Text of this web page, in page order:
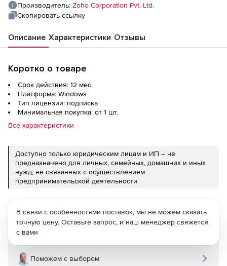
Производитель: Zoho Corporation Pvt. Ltd.
Скопировать ссылку
Описание Характеристики Отзывы
Коротко о товаре
Срок действия: 12 мес.
Платформа: Windows
Тип лицензии: подписка
Минимальная покупка: от 1 шт.
Все характеристики
Доступно только юридическим лицам и ИП – не
предназначено для личных, семейных, домашних и иных
нужд, не связанных с осуществлением
предпринимательской деятельности
В связи с особенностями поставок, мы не можем сказать
точную цену. Оставьте запрос, и наш менеджер свяжется
с вами
Поможем с выбором